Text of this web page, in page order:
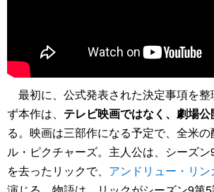
最初に、公式発表された決定事項を整
ず本作は、 テレビ映画ではなく、劇場
る。映画は三部作になる予定で、全米
ル・ピクチャーズ。主人公は、シーズ
を去ったリックで、 アンドリュー・リン